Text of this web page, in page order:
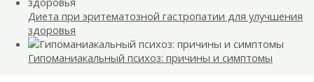
Диета при эритематозной гастропатии для улучшения
здоровья
Гипоманиакальный психоз: причины и симптомы